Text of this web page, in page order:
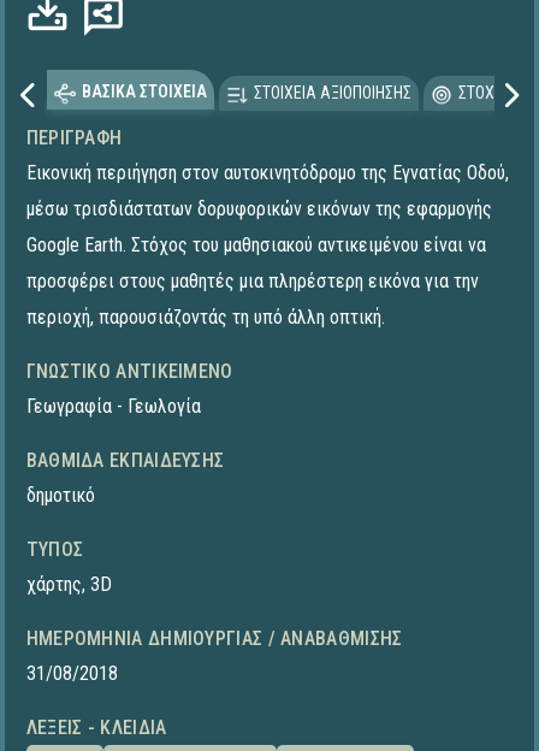
ΒΑΣΙΚΑ ΣΤΟΙΧΕΙΑ ΣΤΟΙΧΕΙΑ ΑΞΙΟΠΟΙΗΣΗΣ
ΠΕΡΙΓΡΑΦΉ
Εικονική περιήγηση στον αυτοκινητόδρομο της Εγνατίας Οδού,
μέσω τρισδιάστατων δορυφορικών εικόνων της εφαρμογής
Google Earth. Στόχος του μαθησιακού αντικειμένου είναι να
προσφέρει στους μαθητές μια πληρέστερη εικόνα για την
περιοχή, παρουσιάζοντάς τη υπό άλλη οπτική.
ΓΝΩΣΤΙΚΌ ΑΝΤΙΚΕΊΜΕΝΟ
Γεωγραφία - Γεωλογία
ΒΑΘΜΊΔΑ ΕΚΠΑΊΔΕΥΣΗΣ
δημοτικό
ΤΎΠΟΣ
χάρτης, 3D
ΗΜΕΡΟΜΗΝΊΑ ΔΗΜΙΟΥΡΓΊΑΣ / ΑΝΑΒΆΘΜΙΣΗΣ
31/08/2018
ΛΈΞΕΙΣ - ΚΛΕΙΔΙΆ